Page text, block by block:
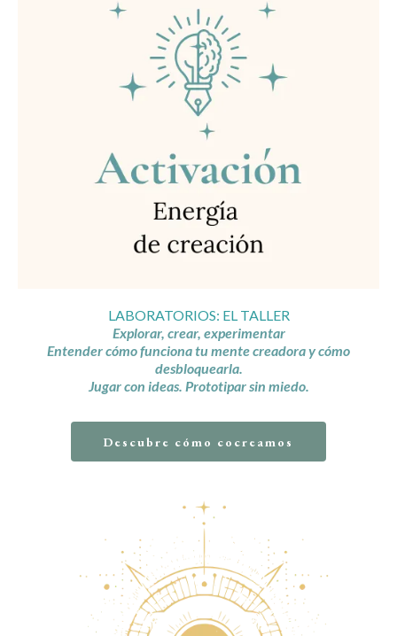
LABORATORIOS: EL TALLER
Explorar, crear, experimentar
Entender cómo funciona tu mente creadora y cómo
desbloquearla.
Jugar con ideas. Prototipar sin miedo.
Descubre cómo cocreamos